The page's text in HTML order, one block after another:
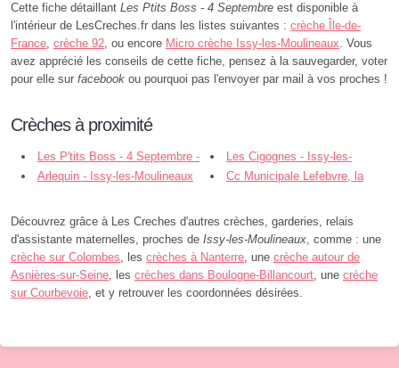
Cette fiche détaillant Les Ptits Boss - 4 Septembre est disponible à
l'intérieur de LesCreches.fr dans les listes suivantes : crèche Île-de-
France, crèche 92, ou encore Micro crèche Issy-les-Moulineaux. Vous
avez apprécié les conseils de cette fiche, pensez à la sauvegarder, voter
pour elle sur facebook ou pourquoi pas l'envoyer par mail à vos proches !
Crèches à proximité
Les P'tits Boss - 4 Septembre -
Issy-les-Moulineaux
Les Cigognes - Issy-les-
Moulineaux
Arlequin - Issy-les-Moulineaux
Cc Municipale Lefebvre, la
Découvrez grâce à Les Creches d'autres crèches, garderies, relais
d'assistante maternelles, proches de Issy-les-Moulineaux, comme : une
crèche sur Colombes, les crèches à Nanterre, une crèche autour de
Asnières-sur-Seine, les crèches dans Boulogne-Billancourt, une crèche
sur Courbevoie, et y retrouver les coordonnées désirées.